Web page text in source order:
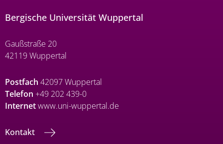
Bergische Universität Wuppertal
Gaußstraße 20
42119 Wuppertal
Postfach 42097 Wuppertal
Telefon +49 202 439-0
Internetwww.uni-wuppertal.de
Kontakt